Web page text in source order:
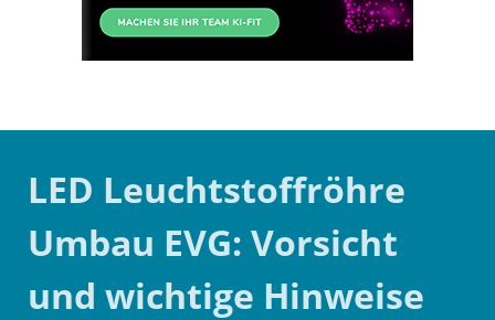
LED Leuchtstoffröhre
Umbau EVG: Vorsicht
und wichtige Hinweise